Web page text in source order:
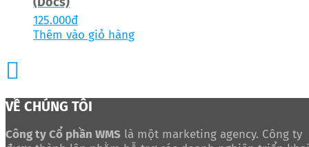
125.000đ
Thêm vào giỏ hàng
VỀ CHÚNG TÔI
Công ty Cổ phần WMS là một marketing agency. Công ty